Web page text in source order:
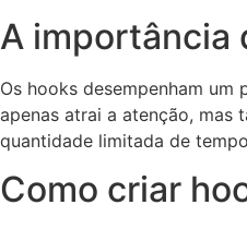
A importância
Os hooks desempenham
apenas atrai a atenção, mas
quantidade limitada de
Como criar